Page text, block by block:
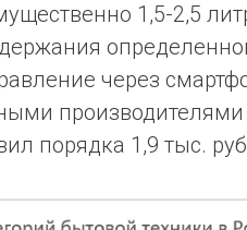
1,5-2,5
через
производителями
порядка 1,9 тыс.